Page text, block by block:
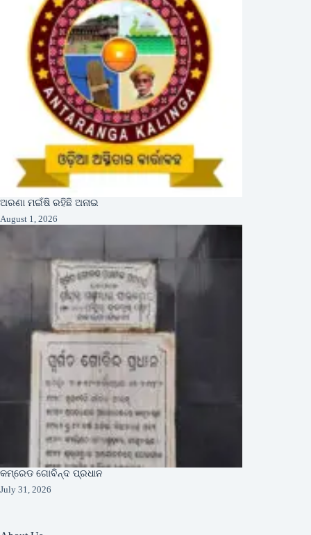
ଅରଣା ମଇଁଷି ରହିଛି ଅନାଇ
August 1, 2026
କମ୍ରେଡ ଗୋବିନ୍ଦ ପ୍ରଧାନ
July 31, 2026